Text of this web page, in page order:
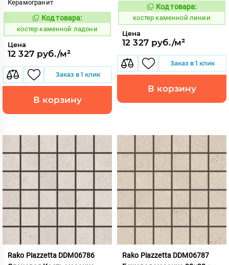
Керамогранит
801542
Код товара:
костер каменной ладони
Цена
12 327 руб./м²
Заказ в 1 клик
В корзину
801544
Код товара:
костер каменной линии
Цена
12 327 руб./м²
Заказ в 1 клик
В корзину
Rako Piazzetta DDM06786
Rako Piazzetta DDM06787